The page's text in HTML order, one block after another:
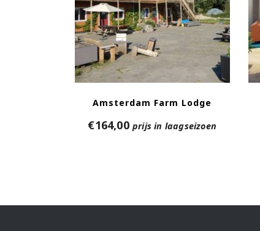
Amsterdam Farm Lodge
€164,00 prijs in laagseizoen